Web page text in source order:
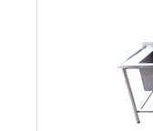
frequentes ...